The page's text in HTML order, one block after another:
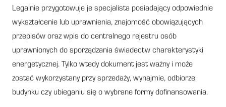
Legalnie przygotowuje je specjalista posiadający odpowiednie
wykształcenie lub uprawnienia, znajomość obowiązujących
przepisów oraz wpis do centralnego rejestru osób
uprawnionych do sporządzania świadectw charakterystyki
energetycznej. Tylko wtedy dokument jest ważny i może
zostać wykorzystany przy sprzedaży, wynajmie, odbiorze
budynku czy ubieganiu się o wybrane formy dofinansowania.